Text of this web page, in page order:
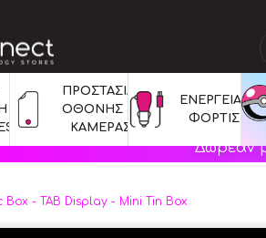
ΠΡΟΣΤΑΣΙΑ
ΟΘΟΝΗΣ &
ΚΑΜΕΡΑΣ
ΕΝΕΡΓΕΙΑ &
ΦΟΡΤΙΣΗ
Δωρεάν
Box - TAB Display - Mini Tin Box